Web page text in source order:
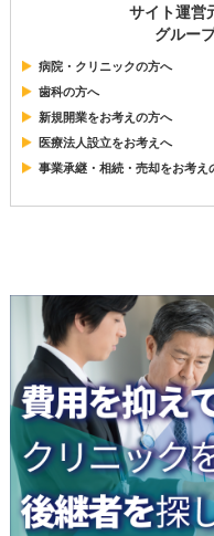
サイト運営
グルー
病院・クリニックの方へ
歯科の方へ
新規開業をお考えの方へ
医療法人設立をお考えへ
事業承継・相続・売却をお考え